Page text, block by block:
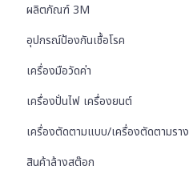
ผลิตภัณฑ์ 3M
อุปกรณ์ป้องกันเชื้อโรค
เครื่องมือวัดค่า
เครื่องปั่นไฟ เครื่องยนต์
เครื่องตัดตามแบบ/เครื่องตัดตามราง
สินค้าล้างสต๊อก